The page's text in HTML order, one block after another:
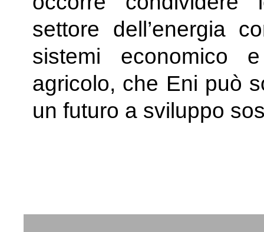
settore dell’energia
sistemi economico
agricolo, che Eni può
un futuro a sviluppo